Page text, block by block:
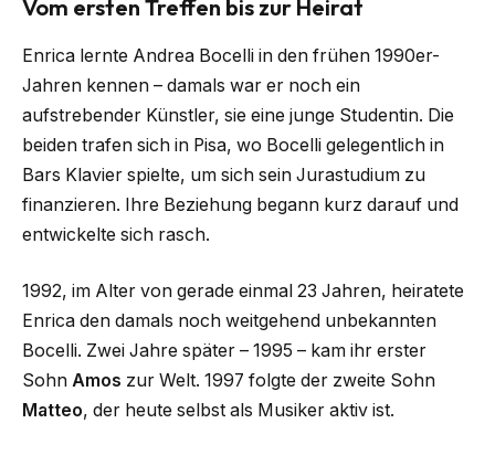
Vom ersten Treffen bis zur Heirat
Enrica lernte Andrea Bocelli in den frühen 1990er-
Jahren kennen – damals war er noch ein
aufstrebender Künstler, sie eine junge Studentin. Die
beiden trafen sich in Pisa, wo Bocelli gelegentlich in
Bars Klavier spielte, um sich sein Jurastudium zu
finanzieren. Ihre Beziehung begann kurz darauf und
entwickelte sich rasch.
1992, im Alter von gerade einmal 23 Jahren, heiratete
Enrica den damals noch weitgehend unbekannten
Bocelli. Zwei Jahre später – 1995 – kam ihr erster
Sohn Amos zur Welt. 1997 folgte der zweite Sohn
Matteo, der heute selbst als Musiker aktiv ist.